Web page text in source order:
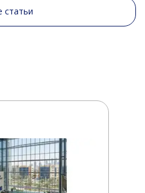
статьи